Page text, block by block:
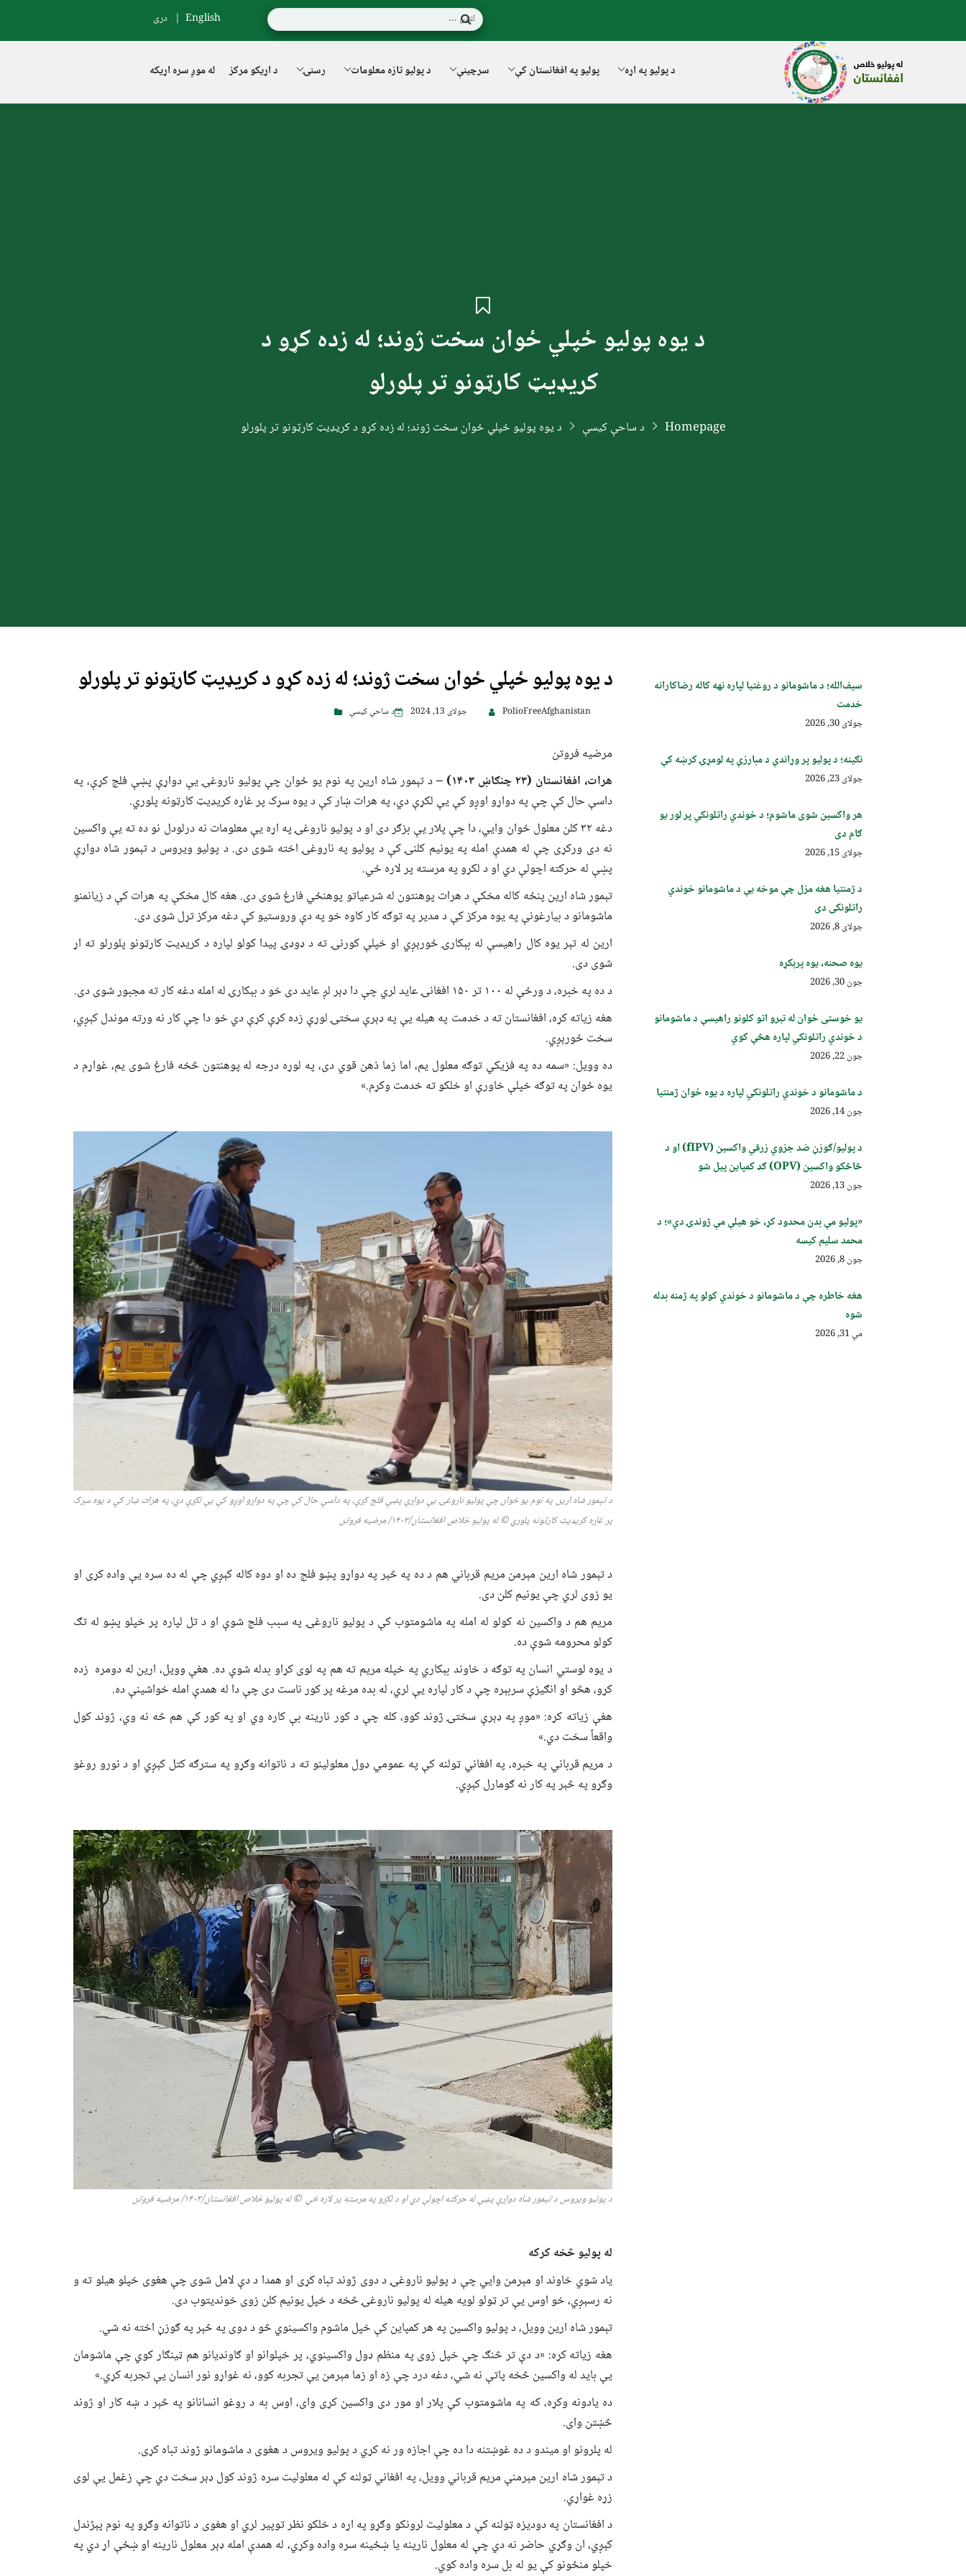
English دری
د پولیو په اړه پولیو په افغانستان کې سرچینې د پولیو تازه معلومات رسنۍ د اړیکو مرکز له موږ سره اړیکه
د یوه پولیو ځپلي ځوان سخت ژوند؛ له زده کړو د
کریډیټ کارټونو تر پلورلو
Homepage د ساحې کیسې د یوه پولیو ځپلي ځوان سخت ژوند؛ له زده کړو د کریډیټ کارټونو تر پلورلو
د یوه پولیو ځپلي ځوان سخت ژوند؛ له زده کړو د کریډیټ کارټونو تر پلورلو
PolioFreeAfghanistan جولای 13, 2024 د ساحې کیسې
مرضیه فروتن
هرات، افغانستان (۲۳ چنګاښ ۱۴۰۳) –
د تېمور شاه ارین په نوم یو ځوان چې پولیو ناروغۍ یې دواړې پښې فلج کړې، په
داسې حال کې چې په دواړو اوږو کې یې لکړې دي، په هرات ښار کې د یوه سړک پر غاړه کریډیټ کارټونه پلوري.
دغه ۳۲ کلن معلول ځوان وايي، دا چې پلار یې بزګر دی او د پولیو ناروغۍ په اړه یې معلومات نه درلودل نو ده ته یې واکسین
نه دی ورکړی چې له همدې امله په یونیم کلنۍ کې د پولیو په ناروغۍ اخته شوی دی. د پولیو ویروس د تېمور شاه دواړې
پښې له حرکته اچولې دي او د لکړو په مرسته پر لاره ځي.
تېمور شاه ارین پنځه کاله مخکې د هرات پوهنتون له شرعیاتو پوهنځي فارغ شوی دی. هغه کال مخکې په هرات کې د زیانمنو
ماشومانو د بیارغونې په یوه مرکز کې د مدیر په توګه کار کاوه خو په دې وروستیو کې دغه مرکز تړل شوی دی.
ارین له تېر یوه کال راهیسې له بېکارۍ ځورېږي او خپلې کورنۍ ته د ډوډۍ پیدا کولو لپاره د کریډیټ کارټونو پلورلو ته اړ
شوی دی.
د ده په خبره، د ورځې له ۱۰۰ تر ۱۵۰ افغانۍ عاید لري چې دا ډېر لږ عاید دی خو د بېکارۍ له امله دغه کار ته مجبور شوی دی.
هغه زیاته کړه، افغانستان ته د خدمت په هیله یې په ډېرې سختۍ لوړې زده کړې کړې دي خو دا چې کار نه ورته موندل کېږي،
سخت ځورېږي.
ده وویل: «سمه ده په فزیکي توګه معلول یم، اما زما ذهن قوي دی، په لوړه درجه له پوهنتون څخه فارغ شوی یم، غواړم د
یوه ځوان په توګه خپلې خاورې او خلکو ته خدمت وکړم.»
د تېمور شاه ارین په نوم یو ځوان چې پولیو ناروغۍ یې دواړې پښې فلج کړې، په داسې حال کې چې په دواړو اوږو کې یې لکړې دي، په هرات ښار کې د یوه سړک
پر غاړه کریډیټ کارټونه پلوري©له پولیو خلاص افغانستان/۱۴۰۳/ مرضیه فروتن
د تېمور شاه ارین مېرمن مریم قرباني هم د ده په څېر په دواړو پښو فلج ده او دوه کاله کېږي چې له ده سره یې واده کړی او
یو زوی لري چې یونیم کلن دی.
مریم هم د واکسین نه کولو له امله په ماشومتوب کې د پولیو ناروغۍ په سبب فلج شوې او د تل لپاره پر خپلو پښو له تګ
کولو محرومه شوې ده.
د یوه لوستي انسان په توګه د خاوند بېکاري په خپله مریم ته هم په لوی کړاو بدله شوې ده. هغې وویل، ارین له دومره زده
کړو، هڅو او انګیزې سربېره چې د کار لپاره یې لري، له بده مرغه پر کور ناست دی چې دا له همدې امله خواشینې ده.
هغې زیاته کړه: «موږ په ډېرې سختۍ ژوند کوو، کله چې د کور نارینه بې کاره وي او په کور کې هم څه نه وي، ژوند کول
واقعاً سخت دي.»
د مریم قرباني په خبره، په افغاني ټولنه کې په عمومي ډول معلولینو ته د ناتوانه وګړو په سترګه کتل کېږي او د نورو روغو
وګړو په څېر په کار نه ګومارل کېږي.
د پولیو ویروس د تېمور شاه دواړې پښې له حرکته اچولې دي او د لکړو په مرسته پر لاره ځي ©له پولیو خلاص افغانستان/۱۴۰۳/ مرضیه فروتن
له پولیو څخه کرکه
یاد شوي خاوند او مېرمن وايي چې د پولیو ناروغۍ د دوی ژوند تباه کړی او همدا د دې لامل شوی چې هغوی خپلو هیلو ته و
نه رسېږي، خو اوس یې تر ټولو لویه هیله له پولیو ناروغۍ څخه د خپل یونیم کلن زوی خوندیتوب دی.
تېمور شاه ارین وویل، د پولیو واکسین په هر کمپاین کې خپل ماشوم واکسینوي څو د دوی په څېر په ګوزڼ اخته نه شي.
هغه زیاته کړه: «د دې تر څنګ چې خپل زوی په منظم ډول واکسینوي، پر خپلوانو او ګاونډیانو هم ټینګار کوي چې ماشومان
یې باید له واکسین څخه پاتې نه شي، دغه درد چې زه او زما مېرمن یې تجربه کوو، نه غواړو نور انسان یې تجربه کړي.»
ده یادونه وکړه، که په ماشومتوب کې پلار او مور دی واکسین کړی وای، اوس به د روغو انسانانو په څېر د ښه کار او ژوند
څښتن وای.
له پلرونو او میندو د ده غوښتنه دا ده چې اجازه ور نه کړي د پولیو ویروس د هغوی د ماشومانو ژوند تباه کړی.
د تېمور شاه ارین مېرمنې مریم قرباني وویل، په افغاني ټولنه کې له معلولیت سره ژوند کول ډېر سخت دي چې زغمل یې لوی
زړه غواړي.
د افغانستان په دودیزه ټولنه کې د معلولیت لرونکو وګړو په اړه د خلکو نظر توپیر لري او هغوی د ناتوانه وګړو په نوم پېژندل
کېږي، ان وګړي حاضر نه دي چې له معلول نارینه یا ښځینه سره واده وکړي، له همدې امله ډېر معلول نارینه او ښځې اړ دي په
خپلو منځونو کې یو له بل سره واده کوي.
سیف‌الله؛ د ماشومانو د روغتیا لپاره نهه کاله رضاکارانه
خدمت
جولای 30, 2026
نګینه؛ د پولیو پر وړاندې د مبارزې په لومړۍ کرښه کې
جولای 23, 2026
هر واکسین شوی ماشوم؛ د خوندي راتلونکي پر لور یو
ګام دی
جولای 15, 2026
د ژمنتیا هغه مزل چې موخه یې د ماشومانو خوندي
راتلونکی دی
جولای 8, 2026
یوه صحنه، یوه پرېکړه
جون 30, 2026
یو خوستی ځوان له تېرو اتو کلونو راهیسې د ماشومانو
د خوندي راتلونکي لپاره هڅې کوي
جون 22, 2026
د ماشومانو د خوندي راتلونکي لپاره د یوه ځوان ژمنتیا
جون 14, 2026
د پولیو/ګوزڼ ضد جزوي زرقي واکسین (fIPV) او د
څاڅکو واکسین (OPV) ګډ کمپاین پيل شو
جون 13, 2026
«پولیو مې بدن محدود کړ، خو هیلې مې ژوندۍ دي»؛ د
محمد سلیم کیسه
جون 8, 2026
هغه خاطره چې د ماشومانو د خوندي کولو په ژمنه بدله
شوه
مې 31, 2026